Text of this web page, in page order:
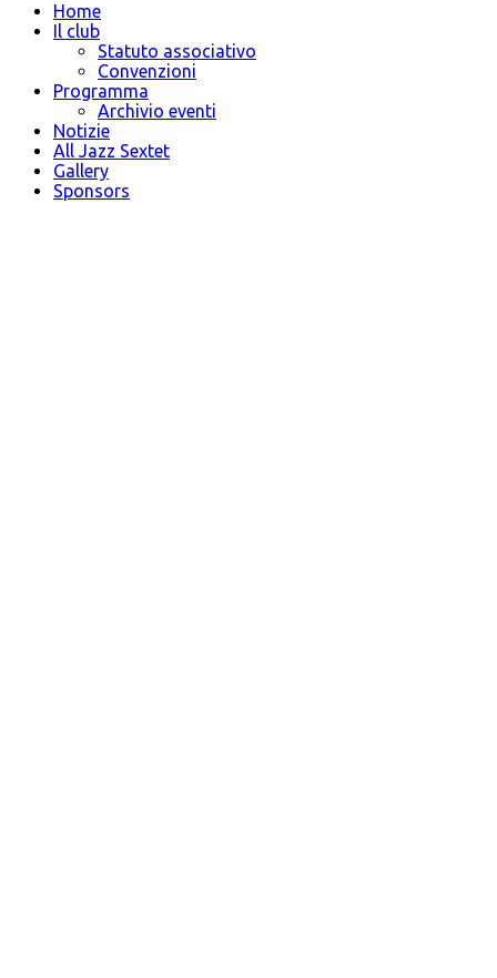
Home
Il club
Statuto associativo
Convenzioni
Programma
Archivio eventi
Notizie
All Jazz Sextet
Gallery
Sponsors